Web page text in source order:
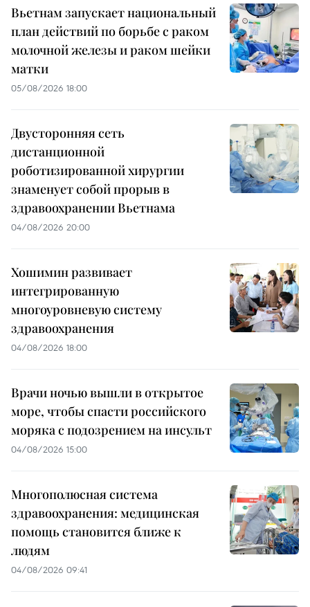
Вьетнам запускает национальный
план действий по борьбе с раком
молочной железы и раком шейки
матки
05/08/2026 18:00
Двусторонняя сеть
дистанционной
роботизированной хирургии
знаменует собой прорыв в
здравоохранении Вьетнама
04/08/2026 20:00
Хошимин развивает
интегрированную
многоуровневую систему
здравоохранения
04/08/2026 18:00
Врачи ночью вышли в открытое
море, чтобы спасти российского
моряка с подозрением на инсульт
04/08/2026 15:00
Многополюсная система
здравоохранения: медицинская
помощь становится ближе к
людям
04/08/2026 09:41